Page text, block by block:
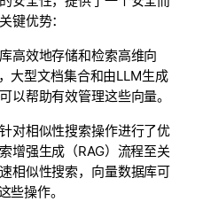
键优势：
高效地存储和检索高维向
大型文档集合和由LLM生成
以帮助有效管理这些向量。
对相似性搜索操作进行了优
增强生成（RAG）流程至关
相似性搜索，向量数据库可
些操作。